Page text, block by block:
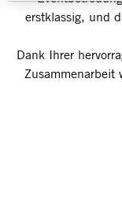
erstklassig, und
Dank Ihrer
Zusammenarbeit